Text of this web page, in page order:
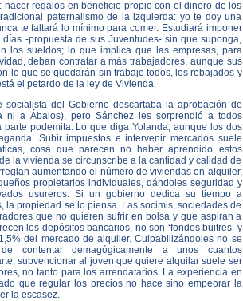
hacer regalos en beneficio propio con el dinero de los
paternalismo de la izquierda: yo te doy una
te faltará lo mínimo para comer. Estudiará imponer
-propuesta de sus Juventudes- sin que suponga,
los sueldos; lo que implica que las empresas, para
deban contratar a más trabajadores, aunque sus
lo que se quedarán sin trabajo todos, los rebajados y
el petardo de la ley de Vivienda.
socialista del Gobierno descartaba la aprobación de
a Ábalos), pero Sánchez les sorprendió a todos
podemita. Lo que diga Yolanda, aunque los dos
Subir impuestos e intervenir mercados suele
cosa que parecen no haber aprendido estos
la vivienda se circunscribe a la cantidad y calidad de
aumentando el número de viviendas en alquiler,
propietarios individuales, dándoles seguridad y
usureros. Si un gobierno dedica su tiempo a
la propiedad se lo piensa. Las socimis, sociedades de
que no quieren sufrir en bolsa y que aspiran a
los depósitos bancarios, no son ‘fondos buitres’ y
del mercado de alquiler. Culpabilizándoles no se
contentar demagógicamente a unos cuantos
subvencionar al joven que quiere alquilar suele ser
no tanto para los arrendatarios. La experiencia en
que regular los precios no hace sino empeorar la
la escasez.